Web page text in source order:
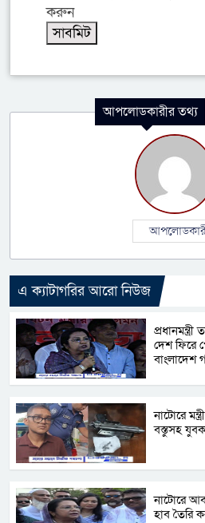
করুন
আপলোডকারীর তথ্য
এ ক্যাটাগরির আরো নিউজ
দেশ ফিরে
বাংলাদেশ
নাটোরে
বস্তুসহ
নাটোরে
হাব তৈরি